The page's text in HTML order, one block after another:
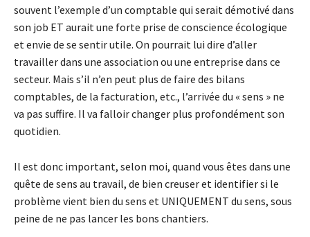
souvent l’exemple d’un comptable qui serait démotivé dans
son job ET aurait une forte prise de conscience écologique
et envie de se sentir utile. On pourrait lui dire d’aller
travailler dans une association ou une entreprise dans ce
secteur. Mais s’il n’en peut plus de faire des bilans
comptables, de la facturation, etc., l’arrivée du « sens » ne
va pas suffire. Il va falloir changer plus profondément son
quotidien.
Il est donc important, selon moi, quand vous êtes dans une
quête de sens au travail, de bien creuser et identifier si le
problème vient bien du sens et UNIQUEMENT du sens, sous
peine de ne pas lancer les bons chantiers.